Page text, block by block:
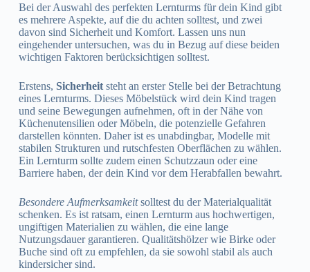
Bei der Auswahl des perfekten Lernturms für dein Kind gibt
es mehrere Aspekte, auf die du achten solltest, und zwei
davon sind Sicherheit und Komfort. Lassen uns nun
eingehender untersuchen, was du in Bezug auf diese beiden
wichtigen Faktoren berücksichtigen solltest.
Erstens, Sicherheitsteht an erster Stelle bei der Betrachtung
eines Lernturms. Dieses Möbelstück wird dein Kind tragen
und seine Bewegungen aufnehmen, oft in der Nähe von
Küchenutensilien oder Möbeln, die potenzielle Gefahren
darstellen könnten. Daher ist es unabdingbar, Modelle mit
stabilen Strukturen und rutschfesten Oberflächen zu wählen.
Ein Lernturm sollte zudem einen Schutzzaun oder eine
Barriere haben, der dein Kind vor dem Herabfallen bewahrt.
Besondere Aufmerksamkeitsolltest du der Materialqualität
schenken. Es ist ratsam, einen Lernturm aus hochwertigen,
ungiftigen Materialien zu wählen, die eine lange
Nutzungsdauer garantieren. Qualitätshölzer wie Birke oder
Buche sind oft zu empfehlen, da sie sowohl stabil als auch
kindersicher sind.